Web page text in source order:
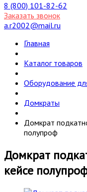
8 (800) 101-82-62
Заказать звонок
a.r2002@mail.ru
Главная
Каталог товаров
Оборудование
Домкраты
Домкрат
полупроф
Домкрат
кейсе